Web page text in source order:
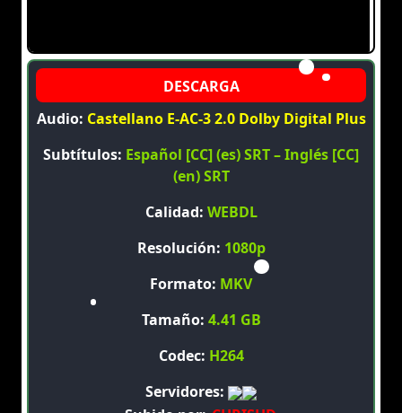
Audio: Castellano E-AC-3 2.0 Dolby Digital Plus
Subtítulos: Español [CC] (es) SRT – Inglés [CC]
(en) SRT
Calidad: WEBDL
Resolución: 1080p
Formato: MKV
Tamaño: 4.41 GB
Codec: H264
Servidores: